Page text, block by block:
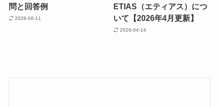
問と回答例
2026-06-11
ETIAS（エティアス）につ
いて【2026年4月更新】
2026-04-14